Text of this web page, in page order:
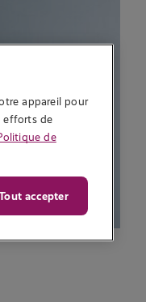
appareil pour
efforts de
de
accepter